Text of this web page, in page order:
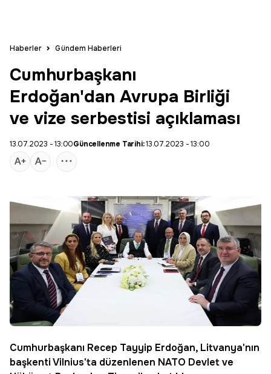
Haberler Gündem Haberleri
Cumhurbaşkanı
Erdoğan'dan Avrupa Birliği
ve vize serbestisi açıklaması
13.07.2023 - 13:00Güncellenme Tarihi:13.07.2023 - 13:00
Cumhurbaşkanı Recep Tayyip Erdoğan, Litvanya'nın
başkenti Vilnius'ta düzenlenen NATO Devlet ve